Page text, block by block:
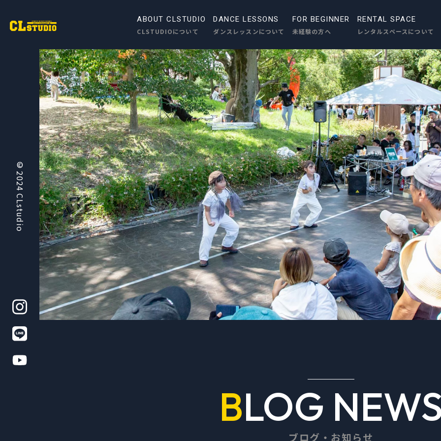
ABOUT CLSTUDIO
CLSTUDIOについて
DANCE LESSONS
ダンスレッスンについて
FOR BEGINNER
未経験の方へ
RENTAL SPACE
レンタルスペースについて
© 2024
CLstudio
BLOG
ブログ・お知らせ